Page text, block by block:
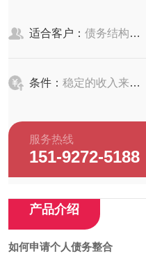
适合客户： 债务结构复杂的客户
条件： 稳定的收入来源、良好的信用记录
服务热线
151-9272-5188
产品介绍
如何申请个人债务整合